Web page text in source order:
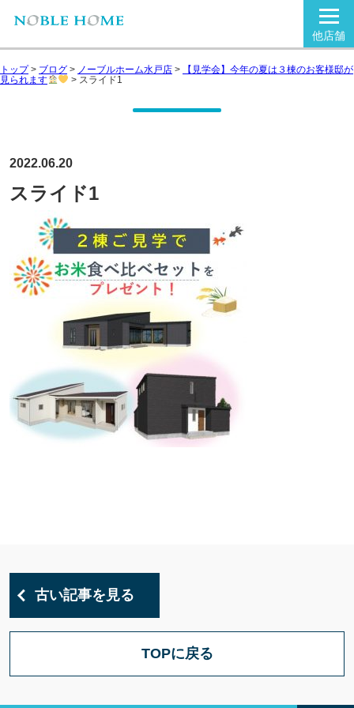
他店舗
トップ> ブログ > ノーブルホーム水戸店 >
【見学会】今年の夏は３棟のお客様邸が
見られます
> スライド1
2022.06.20
スライド1
古い記事を見る
TOPに戻る